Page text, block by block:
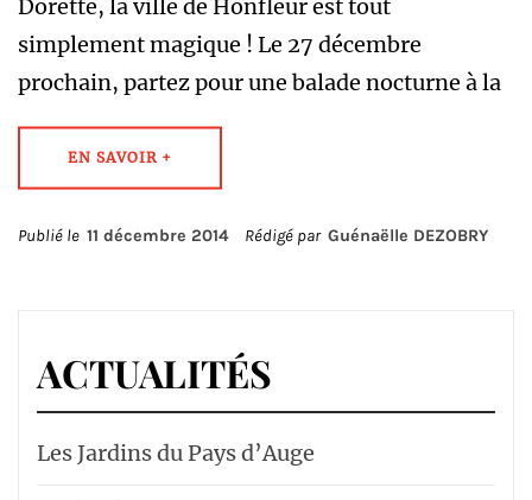
Dorette, la ville de Honfleur est tout
simplement magique ! Le 27 décembre
prochain, partez pour une balade nocturne à la
EN SAVOIR +
Publié le 11 décembre 2014 Rédigé par Guénaëlle DEZOBRY
ACTUALITÉS
Les Jardins du Pays d’Auge